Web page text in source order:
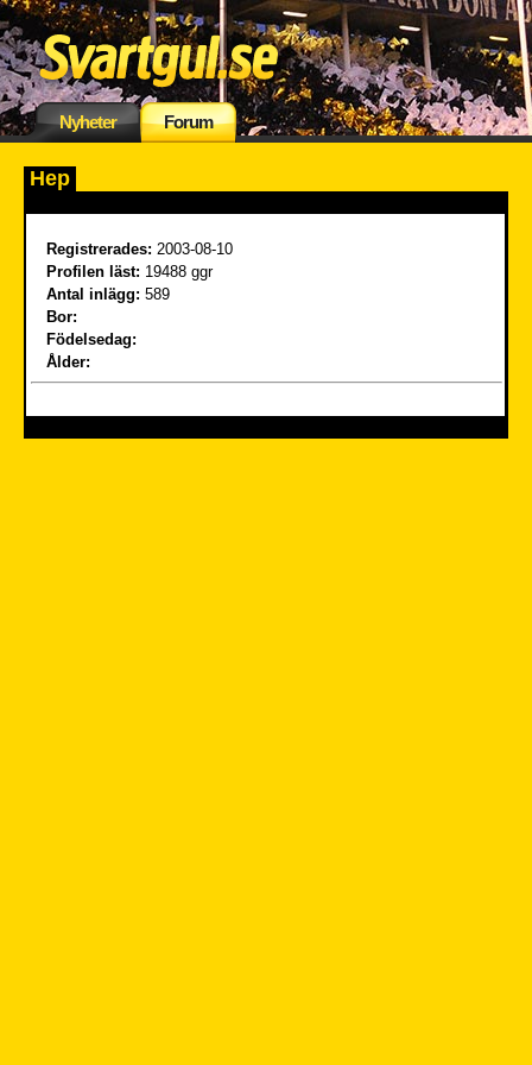
Nyheter Forum
Hep
Registrerades: 2003-08-10
Profilen läst: 19488 ggr
Antal inlägg: 589
Bor:
Födelsedag:
Ålder: